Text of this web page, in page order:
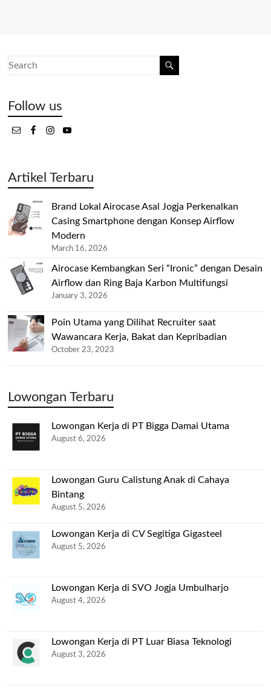
Follow us
Artikel Terbaru
Brand Lokal Airocase Asal Jogja Perkenalkan
Casing Smartphone dengan Konsep Airflow
Modern
March 16, 2026
Airocase Kembangkan Seri “Ironic” dengan Desain
Airflow dan Ring Baja Karbon Multifungsi
January 3, 2026
Poin Utama yang Dilihat Recruiter saat
Wawancara Kerja, Bakat dan Kepribadian
October 23, 2023
Lowongan Terbaru
Lowongan Kerja di PT Bigga Damai Utama
August 6, 2026
Lowongan Guru Calistung Anak di Cahaya
Bintang
August 5, 2026
Lowongan Kerja di CV Segitiga Gigasteel
August 5, 2026
Lowongan Kerja di SVO Jogja Umbulharjo
August 4, 2026
Lowongan Kerja di PT Luar Biasa Teknologi
August 3, 2026